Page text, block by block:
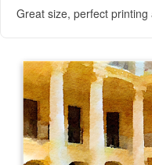
Great size, perfect